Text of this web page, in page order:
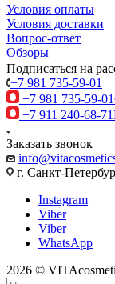
Условия оплаты
Условия доставки
Вопрос-ответ
Обзоры
Подписаться на
+7 981 735-59-01
+7 981 735-59-01
+7 911 240-68-71
Заказать звонок
г. Санкт-
Instagram
Viber
Viber
WhatsApp
2026 ©